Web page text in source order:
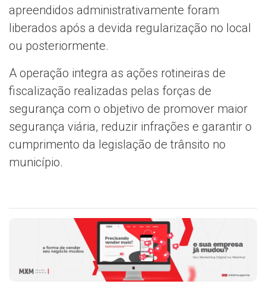
apreendidos administrativamente foram
liberados após a devida regularização no local
ou posteriormente.
A operação integra as ações rotineiras de
fiscalização realizadas pelas forças de
segurança com o objetivo de promover maior
segurança viária, reduzir infrações e garantir o
cumprimento da legislação de trânsito no
município.